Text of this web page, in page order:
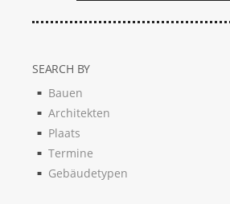
SEARCH BY
Bauen
Architekten
Plaats
Termine
Gebäudetypen